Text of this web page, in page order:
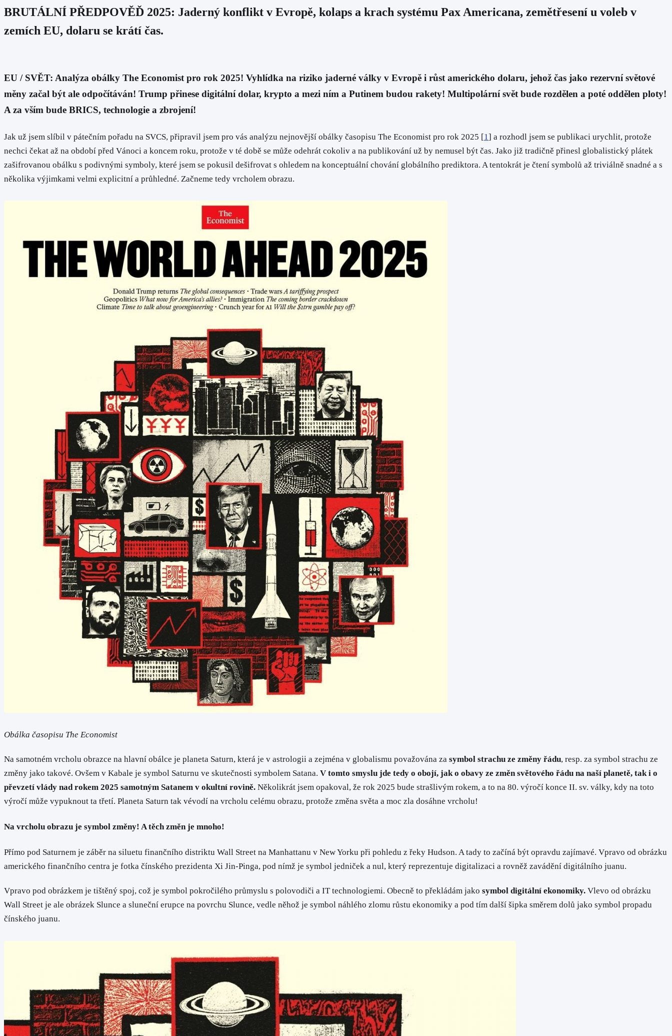
BRUTÁLNÍ PŘEDPOVĚĎ 2025: Jaderný konflikt v Evropě, kolaps a krach systému Pax Americana, zemětřesení u voleb v
zemích EU, dolaru se krátí čas.
EU / SVĚT: Analýza obálky The Economist pro rok 2025! Vyhlídka na riziko jaderné války v Evropě i růst amerického dolaru, jehož čas jako rezervní světové
měny začal být ale odpočítáván! Trump přinese digitální dolar, krypto a mezi ním a Putinem budou rakety! Multipolární svět bude rozdělen a poté oddělen ploty!
A za vším bude BRICS, technologie a zbrojení!
Jak už jsem slíbil v pátečním pořadu na SVCS, připravil jsem pro vás analýzu nejnovější obálky časopisu The Economist pro rok 2025 [1] a rozhodl jsem se publikaci urychlit, protože
nechci čekat až na období před Vánoci a koncem roku, protože v té době se může odehrát cokoliv a na publikování už by nemusel být čas. Jako již tradičně přinesl globalistický plátek
zašifrovanou obálku s podivnými symboly, které jsem se pokusil dešifrovat s ohledem na konceptuální chování globálního prediktora. A tentokrát je čtení symbolů až triviálně snadné a s
několika výjimkami velmi explicitní a průhledné. Začneme tedy vrcholem obrazu.
Obálka časopisu The Economist
Na samotném vrcholu obrazce na hlavní obálce je planeta Saturn, která je v astrologii a zejména v globalismu považována za symbol strachu ze změny řádu, resp. za symbol strachu ze
změny jako takové. Ovšem v Kabale je symbol Saturnu ve skutečnosti symbolem Satana. V tomto smyslu jde tedy o obojí, jak o obavy ze změn světového řádu na naší planetě, tak i o
převzetí vlády nad rokem 2025 samotným Satanem v okultní rovině. Několikrát jsem opakoval, že rok 2025 bude strašlivým rokem, a to na 80. výročí konce II. sv. války, kdy na toto
výročí může vypuknout ta třetí. Planeta Saturn tak vévodí na vrcholu celému obrazu, protože změna světa a moc zla dosáhne vrcholu!
Na vrcholu obrazu je symbol změny! A těch změn je mnoho!
Přímo pod Saturnem je záběr na siluetu finančního distriktu Wall Street na Manhattanu v New Yorku při pohledu z řeky Hudson. A tady to začíná být opravdu zajímavé. Vpravo od obrázku
amerického finančního centra je fotka čínského prezidenta Xi Jin-Pinga, pod nímž je symbol jedniček a nul, který reprezentuje digitalizaci a rovněž zavádění digitálního juanu.
Vpravo pod obrázkem je tištěný spoj, což je symbol pokročilého průmyslu s polovodiči a IT technologiemi. Obecně to překládám jako symbol digitální ekonomiky. Vlevo od obrázku
Wall Street je ale obrázek Slunce a sluneční erupce na povrchu Slunce, vedle něhož je symbol náhlého zlomu růstu ekonomiky a pod tím další šipka směrem dolů jako symbol propadu
čínského juanu.